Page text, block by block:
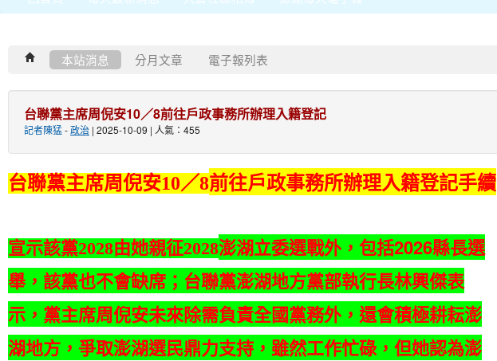
本站消息 分月文章 電子報列表
台聯黨主席周倪安10／8前往戶政事務所辦理入籍登記
記者陳猛-政治 | 2025-10-09 | 人氣：455
台聯黨主席周倪安10／8前往戶政事務所辦理入籍登記手續
宣示該黨2028由她親征2028澎湖立委選戰外，包括2026縣長選
舉，該黨也不會缺席；台聯黨澎湖地方黨部執行長林興傑表
示，黨主席周倪安未來除需負責全國黨務外，還會積極耕耘澎
湖地方，爭取澎湖選民鼎力支持，雖然工作忙碌，但她認為澎